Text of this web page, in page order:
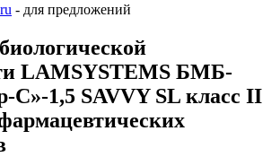
- для предложений
LAMSYSTEMS БМБ-
С»-1,5 SAVVY SL класс II